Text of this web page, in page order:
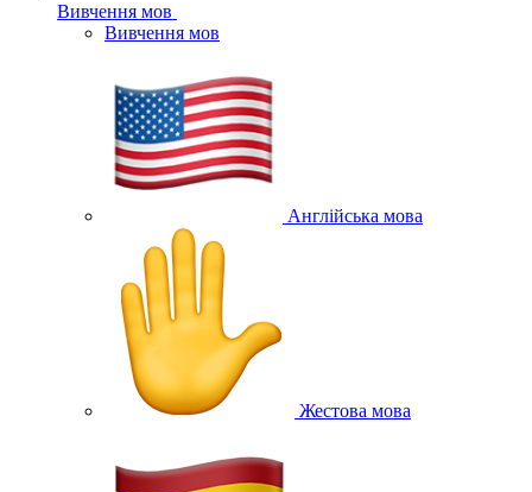
Вивчення мов
Вивчення мов
Англійська мова
Жестова мова